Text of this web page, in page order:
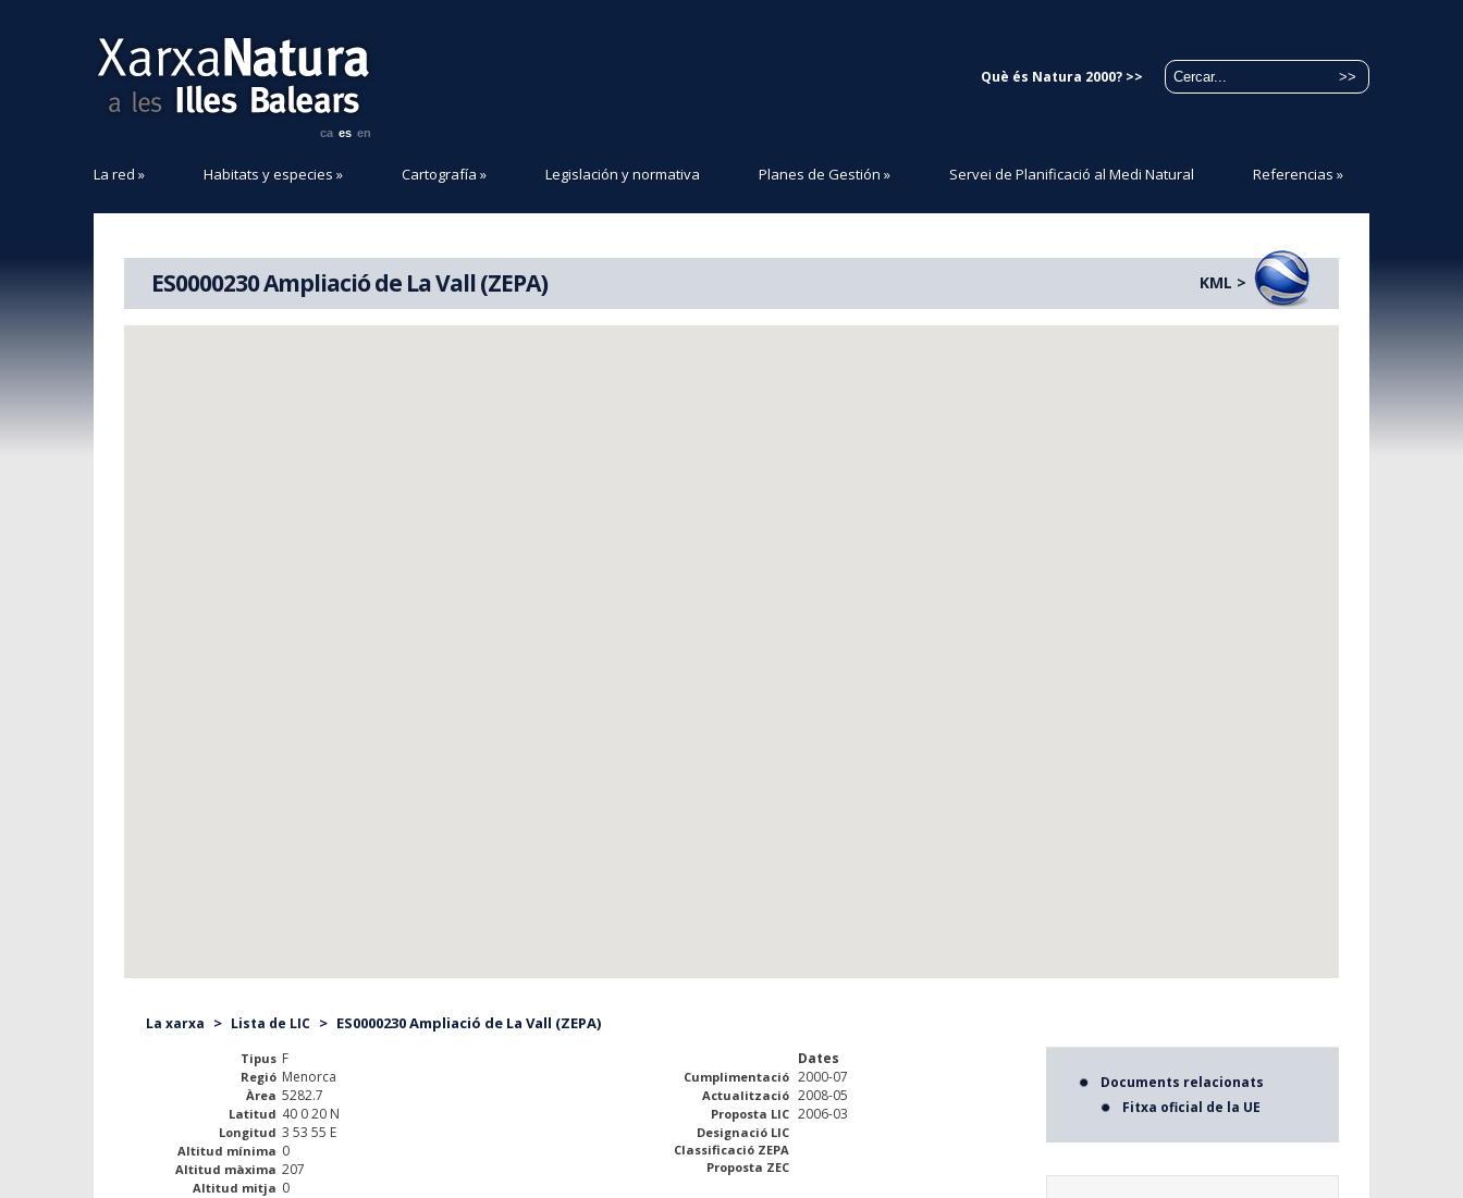
ca es en
Què és Natura 2000? >>
La red » Habitats y especies » Cartografía » Legislación y normativa Planes de Gestión » Servei de Planificació al Medi Natural Referencias »
ES0000230 Ampliació de La Vall (ZEPA) KML >
La xarxa > Lista de LIC > ES0000230 Ampliació de La Vall (ZEPA)
Tipus F
Regió Menorca
Àrea 5282.7
Latitud 40 0 20 N
Longitud 3 53 55 E
Altitud mínima 0
Altitud màxima 207
Altitud mitja 0
Dates
Cumplimentació 2000-07
Actualització 2008-05
Proposta LIC 2006-03
Designació LIC
Classificació ZEPA
Proposta ZEC
Documents relacionats
Fitxa oficial de la UE